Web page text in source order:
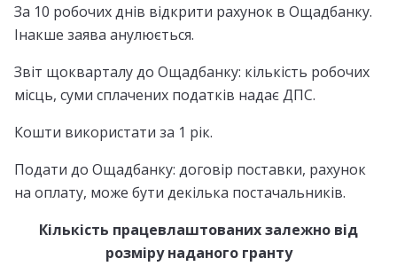
За 10 робочих днів відкрити рахунок в Ощадбанку.
Інакше заява анулюється.
Звіт щокварталу до Ощадбанку: кількість робочих
місць, суми сплачених податків надає ДПС.
Кошти використати за 1 рік.
Подати до Ощадбанку: договір поставки, рахунок
на оплату, може бути декілька постачальників.
Кількість працевлаштованих залежно від
розміру наданого гранту